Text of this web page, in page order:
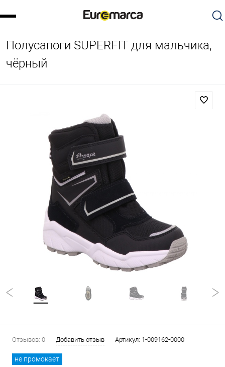
Полусапоги SUPERFIT для мальчика,
чёрный
Отзывов: 0 Добавить отзыв Артикул: 1-009162-0000
не промокает